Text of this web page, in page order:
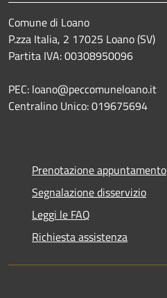
Comune di Loano
P.zza Italia, 2 17025 Loano (SV)
Partita IVA: 00308950096
PEC: loano@peccomuneloano.it
Centralino Unico: 019675694
Prenotazione appuntamento
Segnalazione disservizio
Leggi le FAQ
Richiesta assistenza